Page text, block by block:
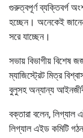
গুরুত্বপূর্ণ ব্যক্তিবর্গ
হচ্ছেন। অনেকেই জানেন
সরে যাচ্ছেন।
সভায় বিভাগীয় বিশেষ
ম্যাজিস্ট্রেট মিত্র
বুলুসহ অন্যান্য
বক্তারা বলেন,
লিগ্যাল এইড কমিটি